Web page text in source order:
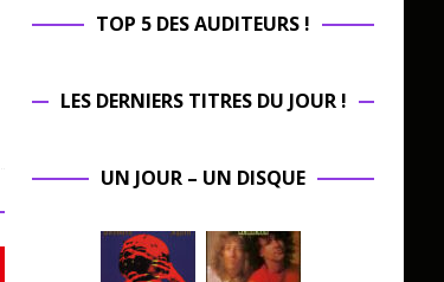
TOP 5 DES AUDITEURS !
LES DERNIERS TITRES DU JOUR !
UN JOUR – UN DISQUE